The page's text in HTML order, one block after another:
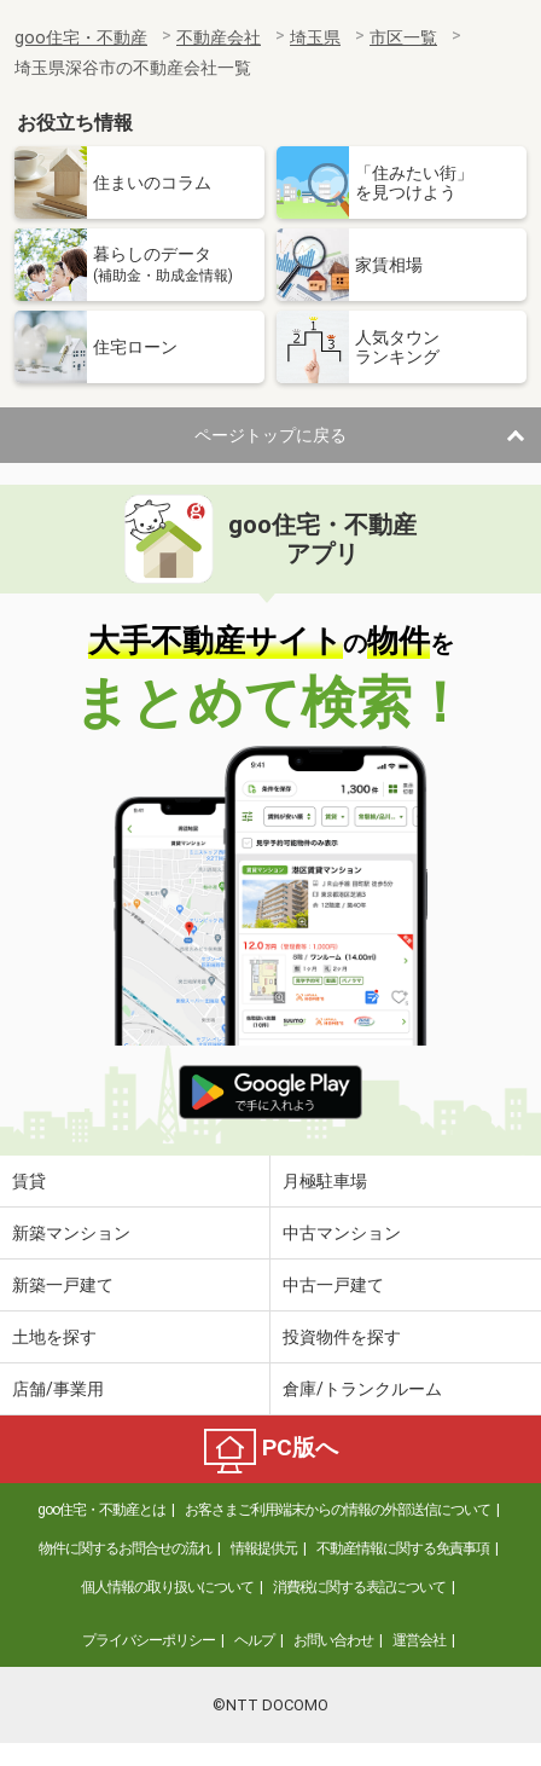
goo住宅・不動産 不動産会社 埼玉県
市区一覧
埼玉県深谷市の不動産会社一覧
お役立ち情報
住まいのコラム
「住みたい街」
を見つけよう
暮らしのデータ
(補助金・助成金情報)
家賃相場
住宅ローン
人気タウン
ランキング
ページトップに戻る
goo住宅・不動産
アプリ
大手不動産サイトの物件を
まとめて検索！
賃貸 月極駐車場
新築マンション 中古マンション
新築一戸建て 中古一戸建て
土地を探す 投資物件を探す
店舗/事業用 倉庫/トランクルーム
PC版へ
goo住宅・不動産とは お客さまご利用端末からの情報の外部送信について
物件に関するお問合せの流れ 情報提供元 不動産情報に関する免責事項
個人情報の取り扱いについて 消費税に関する表記について
プライバシーポリシー ヘルプ お問い合わせ 運営会社
©NTT DOCOMO